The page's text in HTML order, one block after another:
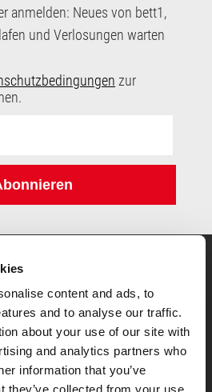
content and ads, to
and to analyse our traffic.
about your use of our site with
and analytics partners who
information that you’ve
they’ve collected from your use
anmelden: Neues von bett1,
und Verlosungen warten
zur